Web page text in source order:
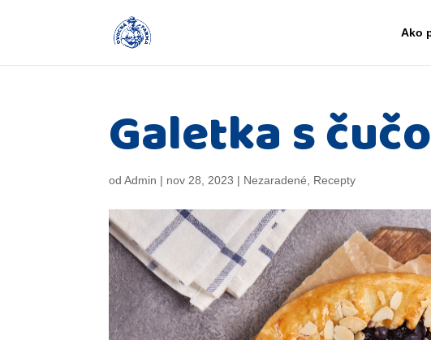
Ako
Galetka s
odAdmin | nov 28, 2023 | Nezaradené Recepty